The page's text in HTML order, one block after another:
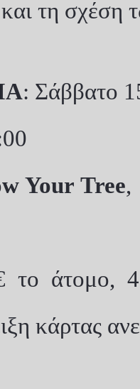
τη σχέση
: Σάββατο
Your Tree
το άτομο,
κάρτας